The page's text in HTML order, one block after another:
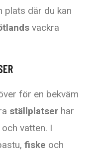
plats där du kan
vackra
för en bekväm
ställplatser har
vatten. I
fiske och